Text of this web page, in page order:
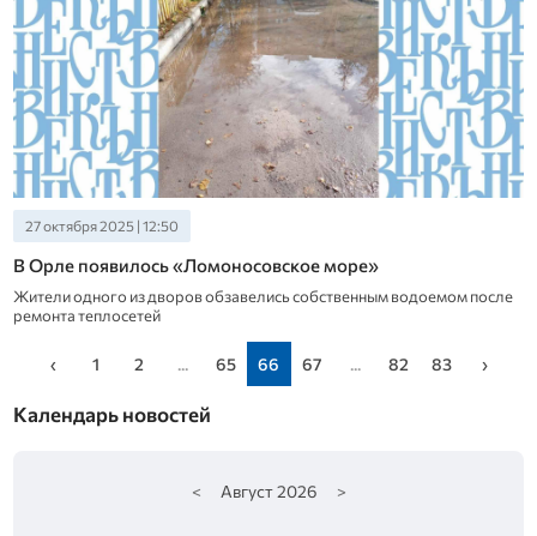
27 октября 2025 | 12:50
В Орле появилось «Ломоносовское море»
Жители одного из дворов обзавелись собственным водоемом после
ремонта теплосетей
‹ 1 2 ... 65 66 67 ... 82 83 ›
Календарь новостей
< Август 2026 >